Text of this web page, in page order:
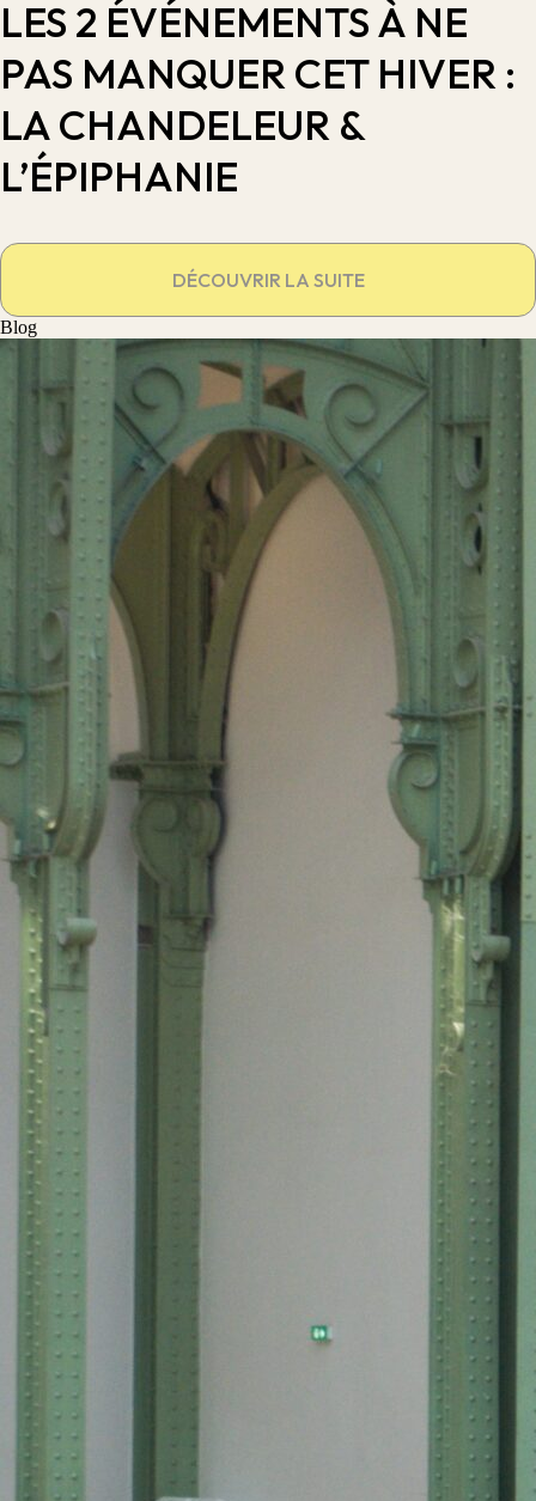
LES 2 ÉVÉNEMENTS À NE
PAS MANQUER CET HIVER :
LA CHANDELEUR &
L’ÉPIPHANIE
DÉCOUVRIR LA SUITE
Blog